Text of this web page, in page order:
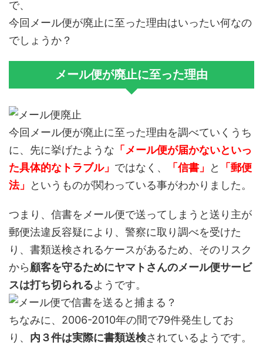
で、
今回メール便が廃止に至った理由はいったい何なの
でしょうか？
メール便が廃止に至った理由
今回メール便が廃止に至った理由を調べていくうち
に、先に挙げたような 「メール便が届かないといっ
た具体的なトラブル」 ではなく、 「信書」 と
「郵便
法」
というものが関わっている事がわかりました。
つまり、信書をメール便で送ってしまうと送り主が
郵便法違反容疑により、警察に取り調べを受けた
り、書類送検されるケースがあるため、そのリスク
から顧客を守るためにヤマトさんのメール便サービ
スは打ち切られるようです。
ちなみに、2006-2010年の間で79件発生してお
り、 内３件は実際に書類送検されているようです。